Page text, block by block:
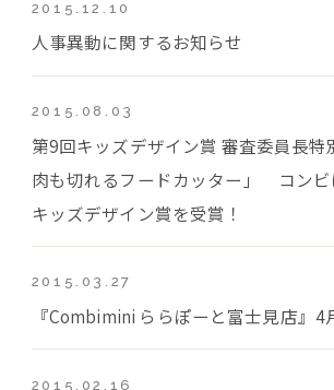
2015.12.10
人事異動に関するお知らせ
2015.08.03
第9回キッズデザイン賞 審査委員長特
肉も切れるフードカッター」 コンビ
キッズデザイン賞を受賞！
2015.03.27
『Combimini ららぽーと富士見店』4
2015.02.16